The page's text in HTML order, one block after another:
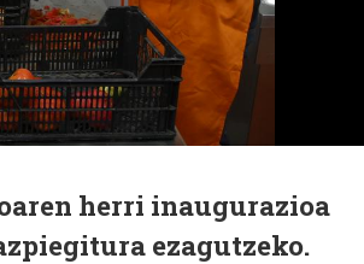
herri inaugurazioa
ezagutzeko.